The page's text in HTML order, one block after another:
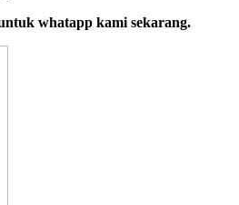
whatapp kami sekarang.